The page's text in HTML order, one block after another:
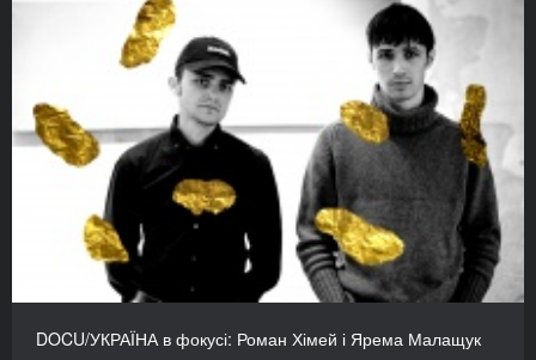
DOCU/УКРАЇНА в фокусі: Роман Хімей і Ярема Малащук